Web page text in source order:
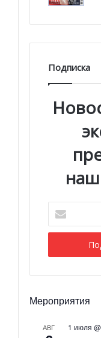
Подписка
Email
адрес
Мероприятия
АВГ 1 июля